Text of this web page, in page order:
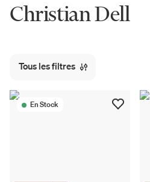
Christian Dell
Tous les filtres
En Stock